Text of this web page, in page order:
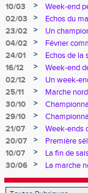
10/03
>
Week-end
02/03
>
Echos du
23/02
>
Un
04/02
>
Février
24/01
>
Echos de la
16/12
>
Week-end
02/12
>
Un week-
25/11
>
Marche
30/10
>
bronze
29/10 >
21/07
>
Week-ends
20/07
>
Première
10/07
>
La fin de
30/06
> La marche